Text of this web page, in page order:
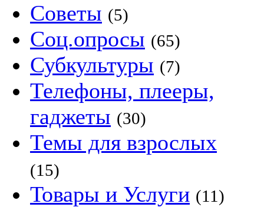
Советы (5)
Соц.опросы (65)
Субкультуры (7)
Телефоны, плееры,
гаджеты (30)
Темы для взрослых
(15)
Товары и Услуги (11)